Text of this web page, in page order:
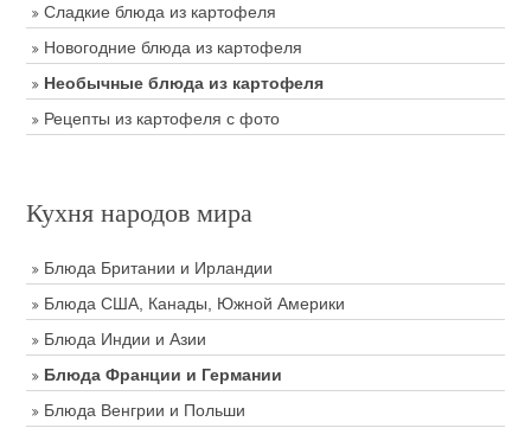
Сладкие блюда из картофеля
Новогодние блюда из картофеля
Необычные блюда из картофеля
Рецепты из картофеля с фото
Кухня народов мира
Блюда Британии и Ирландии
Блюда США, Канады, Южной Америки
Блюда Индии и Азии
Блюда Франции и Германии
Блюда Венгрии и Польши